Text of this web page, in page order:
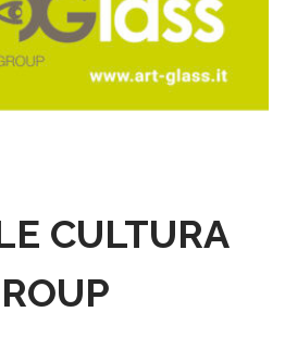
CULTURA